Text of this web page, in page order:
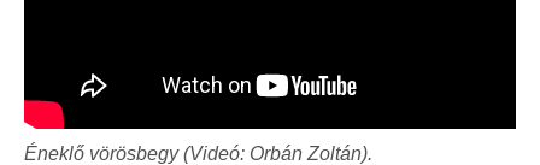
Éneklő vörösbegy (Videó: Orbán Zoltán).